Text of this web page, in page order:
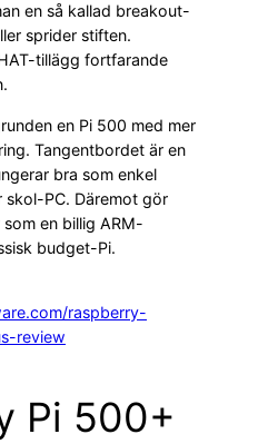
en så kallad breakout-
sprider stiften.
tillägg fortfarande
en Pi 500 med mer
Tangentbordet är en
bra som enkel
skol-PC. Däremot gör
en billig ARM-
budget-Pi.
raspberry-
review
Pi 500+